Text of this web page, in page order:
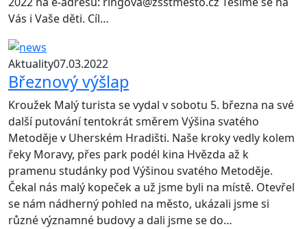
Vás i Vaše děti. Cíl…
Aktuality07.03.2022
Březnový výšlap
Kroužek Malý turista se vydal v sobotu 5. března na své
další putování tentokrát směrem Výšina svatého
Metoděje v Uherském Hradišti. Naše kroky vedly kolem
řeky Moravy, přes park podél kina Hvězda až k
pramenu studánky pod Výšinou svatého Metoděje.
Čekal nás malý kopeček a už jsme byli na místě. Otevřel
se nám nádherný pohled na město, ukázali jsme si
různé významné budovy a dali jsme se do…